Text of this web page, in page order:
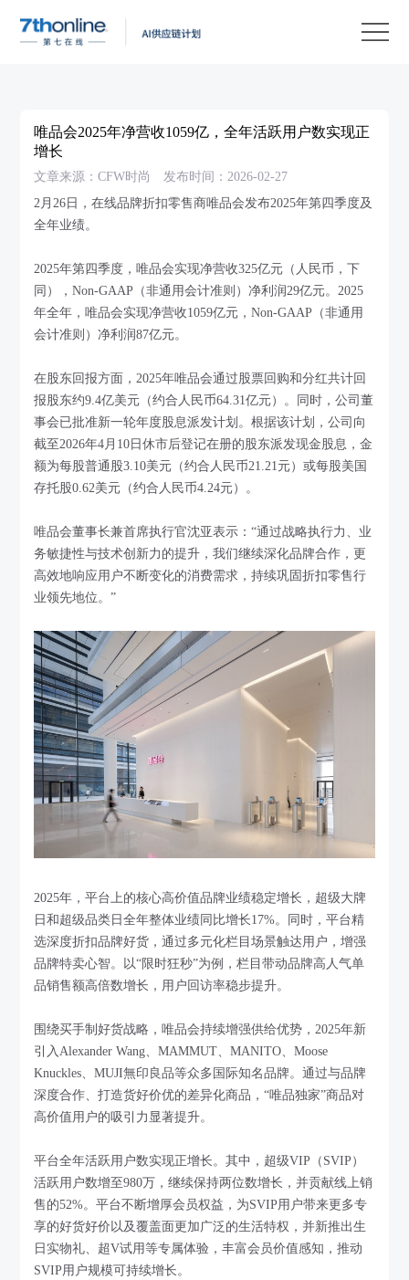
唯品会2025年净营收1059亿，全年活跃用户数实现正
增长
文章来源：CFW时尚
发布时间：2026-02-27
2月26日，在线品牌折扣零售商唯品会发布2025年第四季度及
全年业绩。
2025年第四季度，唯品会实现净营收325亿元（人民币，下
同），Non-GAAP（非通用会计准则）净利润29亿元。2025
年全年，唯品会实现净营收1059亿元，Non-GAAP（非通用
会计准则）净利润87亿元。
在股东回报方面，2025年唯品会通过股票回购和分红共计回
报股东约9.4亿美元（约合人民币64.31亿元）。同时，公司董
事会已批准新一轮年度股息派发计划。根据该计划，公司向
截至2026年4月10日休市后登记在册的股东派发现金股息，金
额为每股普通股3.10美元（约合人民币21.21元）或每股美国
存托股0.62美元（约合人民币4.24元）。
唯品会董事长兼首席执行官沈亚表示：“通过战略执行力、业
务敏捷性与技术创新力的提升，我们继续深化品牌合作，更
高效地响应用户不断变化的消费需求，持续巩固折扣零售行
业领先地位。”
2025年，平台上的核心高价值品牌业绩稳定增长，超级大牌
日和超级品类日全年整体业绩同比增长17%。同时，平台精
选深度折扣品牌好货，通过多元化栏目场景触达用户，增强
品牌特卖心智。以“限时狂秒”为例，栏目带动品牌高人气单
品销售额高倍数增长，用户回访率稳步提升。
围绕买手制好货战略，唯品会持续增强供给优势，2025年新
引入Alexander Wang、MAMMUT、MANITO、Moose
Knuckles、MUJI無印良品等众多国际知名品牌。通过与品牌
深度合作、打造货好价优的差异化商品，“唯品独家”商品对
高价值用户的吸引力显著提升。
平台全年活跃用户数实现正增长。其中，超级VIP（SVIP）
活跃用户数增至980万，继续保持两位数增长，并贡献线上销
售的52%。平台不断增厚会员权益，为SVIP用户带来更多专
享的好货好价以及覆盖面更加广泛的生活特权，并新推出生
日实物礼、超V试用等专属体验，丰富会员价值感知，推动
SVIP用户规模可持续增长。